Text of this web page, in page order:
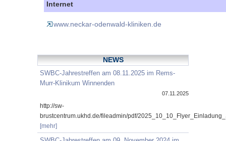
Internet
www.neckar-odenwald-kliniken.de
NEWS
SWBC-Jahrestreffen am 08.11.2025 im Rems-
Murr-Klinikum Winnenden
07.11.2025
http://sw-
brustcentrum.ukhd.de/fileadmin/pdf/
[mehr]